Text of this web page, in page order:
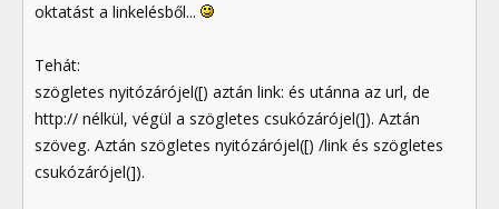
oktatást a linkelésből...
Tehát:
szögletes nyitózárójel([) aztán link: és utánna az url, de
http:// nélkül, végül a szögletes csukózárójel(]). Aztán
szöveg. Aztán szögletes nyitózárójel([) /link és szögletes
csukózárójel(]).